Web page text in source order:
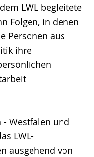
LWL begleitete
Folgen, in denen
Personen aus
ihre
- Westfalen und
LWL-
ausgehend von